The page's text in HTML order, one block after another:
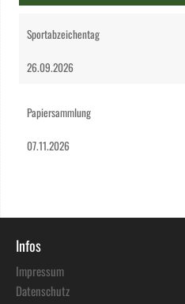
Sportabzeichentag
26.09.2026
Papiersammlung
07.11.2026
Infos
Impressum
Datenschutz